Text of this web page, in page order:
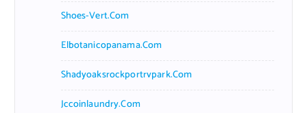
Shoes-Vert.com
Elbotanicopanama.com
Shadyoaksrockportrvpark.com
Jccoinlaundry.com